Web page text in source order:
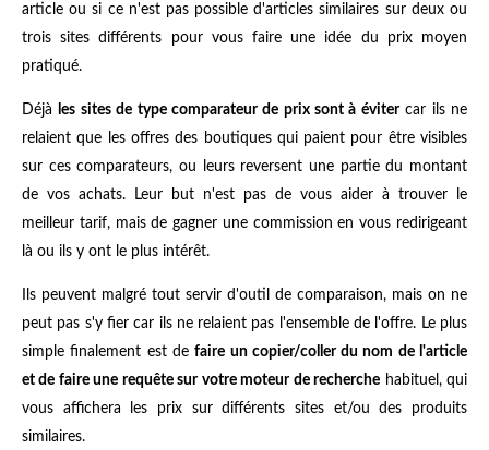
article ou si ce n'est pas possible d'articles similaires sur deux ou
trois sites différents pour vous faire une idée du prix moyen
pratiqué.
Déjà les sites de type comparateur de prix sont à évitercar ils ne
relaient que les offres des boutiques qui paient pour être visibles
sur ces comparateurs, ou leurs reversent une partie du montant
de vos achats. Leur but n'est pas de vous aider à trouver le
meilleur tarif, mais de gagner une commission en vous redirigeant
là ou ils y ont le plus intérêt.
Ils peuvent malgré tout servir d'outil de comparaison, mais on ne
peut pas s'y fier car ils ne relaient pas l'ensemble de l'offre. Le plus
simple finalement est defaire un copier/coller du nom de l'article
et de faire une requête sur votre moteur de recherche habituel, qui
vous affichera les prix sur différents sites et/ou des produits
similaires.